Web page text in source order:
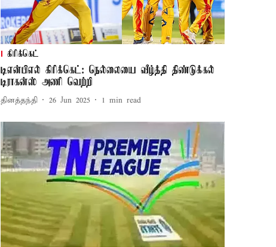
கிரிக்கெட்
டிஎன்பிஎல் கிரிக்கெட்: நெல்லையை வீழ்த்தி திண்டுக்கல்
டிராகன்ஸ் அணி வெற்றி
தினத்தந்தி 26 Jun 2025 1 min read